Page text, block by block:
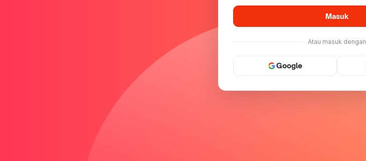
Masuk
Atau masuk dengan
Google